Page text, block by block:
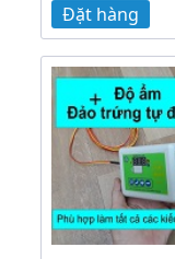
Đặt hàng